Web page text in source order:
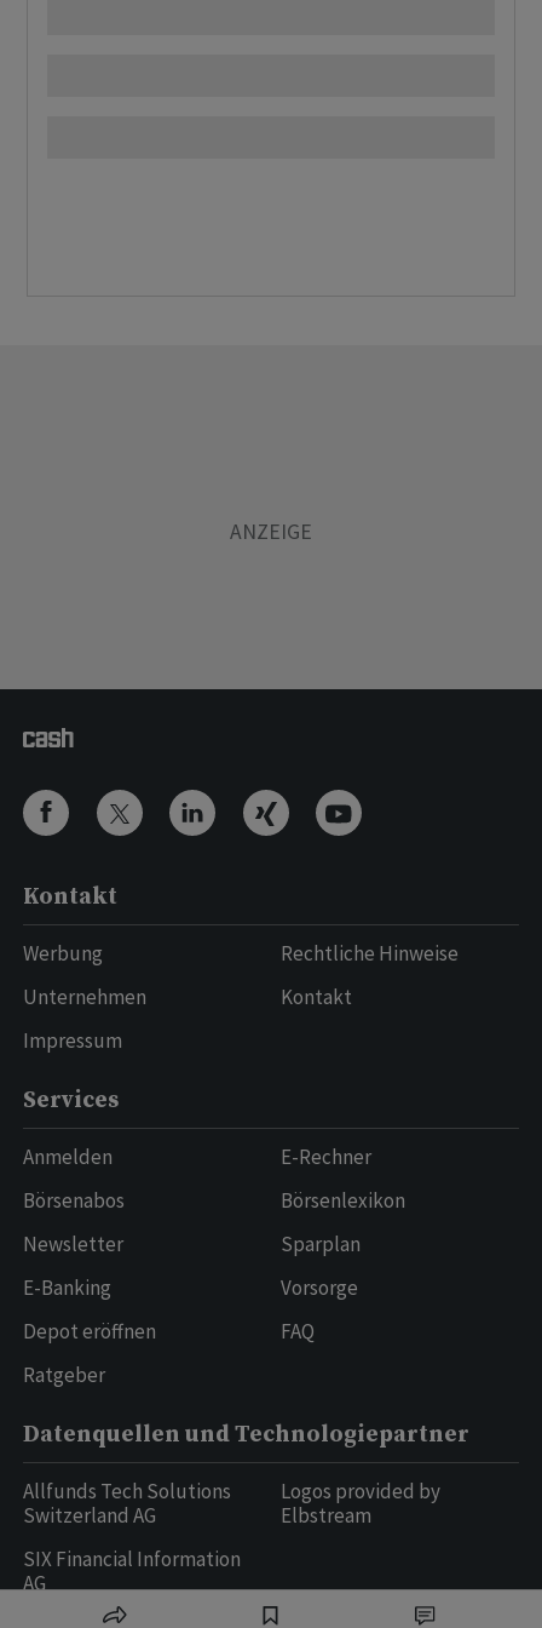
Kontakt
Werbung
Unternehmen
Impressum
Rechtliche Hinweise
Kontakt
Services
Anmelden
Börsenabos
Newsletter
E-Banking
Depot eröffnen
Ratgeber
E-Rechner
Börsenlexikon
Sparplan
Vorsorge
FAQ
Datenquellen und Technologiepartner
Allfunds Tech Solutions
Switzerland AG
SIX Financial Information
AG
Logos provided by
Elbstream